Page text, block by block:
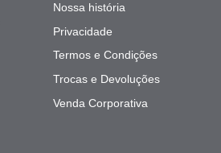
Nossa história
Privacidade
Termos e Condições
Trocas e Devoluções
Venda Corporativa